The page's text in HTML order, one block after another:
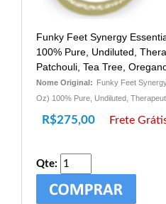
Funky Feet Synergy
100% Pure, Undiluted,
Patchouli, Tea Tree,
Nome Original: Funky Feet
Oz) 100% Pure, Undiluted,
R$275,00 Frete
Qte: